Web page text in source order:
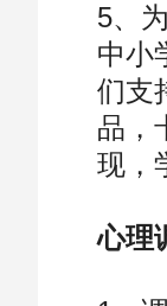
5、
中小
们支
品，
现，
心理